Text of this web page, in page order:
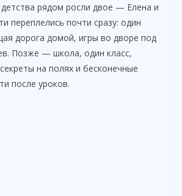
V
i
детства рядом росли двое — Елена и
переплелись почти сразу: один
дорога домой, игры во дворе под
Позже — школа, один класс,
на полях и бесконечные
после уроков.